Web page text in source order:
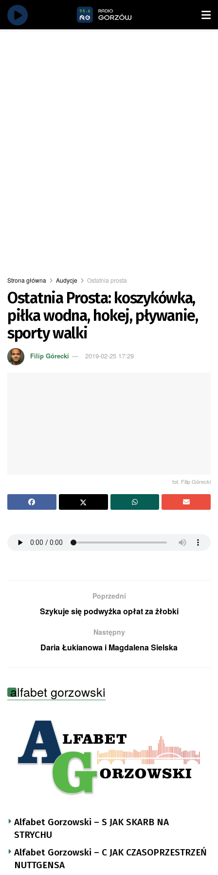
Strona główna Audycje Ostatnia prosta
Ostatnia Prosta: koszykówka,
piłka wodna, hokej, pływanie,
sporty walki
Filip Górecki 2019-02-25 17:29
fot. Filip Górecki
Poprzedni
Szykuje się podwyżka opłat za żłobki
Następny
Daria Łukianowa i Magdalena Sielska
alfabet gorzowski
Alfabet Gorzowski – S JAK SKARB NA
STRYCHU
Alfabet Gorzowski – C JAK CZASOPRZESTRZEŃ
NUTTGENSA